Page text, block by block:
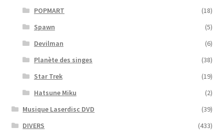
POPMART
(18)
Spawn
(5)
Devilman
(6)
Planète des singes
(38)
Star Trek
(19)
Hatsune Miku
(2)
Musique Laserdisc DVD
(39)
DIVERS
(433)